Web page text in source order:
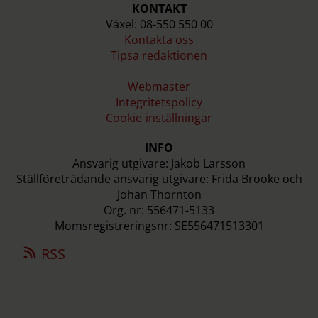
KONTAKT
Växel: 08-550 550 00
Kontakta oss
Tipsa redaktionen
Webmaster
Integritetspolicy
Cookie-inställningar
INFO
Ansvarig utgivare: Jakob Larsson
Ställföreträdande ansvarig utgivare: Frida Brooke och
Johan Thornton
Org. nr: 556471-5133
Momsregistreringsnr: SE556471513301
RSS